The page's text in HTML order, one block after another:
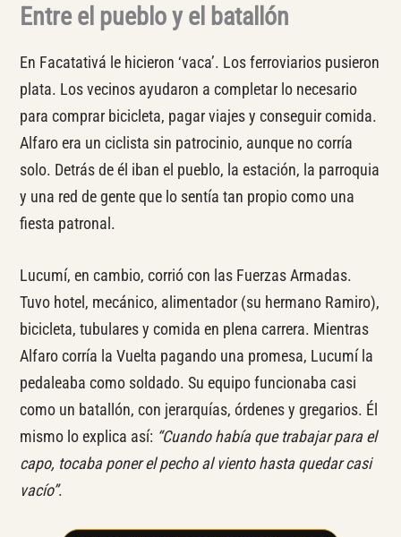
Entre el pueblo y el batallón
En Facatativá le hicieron ‘vaca’. Los ferroviarios pusieron
plata. Los vecinos ayudaron a completar lo necesario
para comprar bicicleta, pagar viajes y conseguir comida.
Alfaro era un ciclista sin patrocinio, aunque no corría
solo. Detrás de él iban el pueblo, la estación, la parroquia
y una red de gente que lo sentía tan propio como una
fiesta patronal.
Lucumí, en cambio, corrió con las Fuerzas Armadas.
Tuvo hotel, mecánico, alimentador (su hermano Ramiro),
bicicleta, tubulares y comida en plena carrera. Mientras
Alfaro corría la Vuelta pagando una promesa, Lucumí la
pedaleaba como soldado. Su equipo funcionaba casi
como un batallón, con jerarquías, órdenes y gregarios. Él
mismo lo explica así: “Cuando había que trabajar para el
capo, tocaba poner el pecho al viento hasta quedar casi
vacío”.